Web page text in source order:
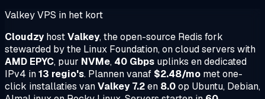
Valkey VPS in het kort
CloudzyhostValkey, the open-source Redis fork
stewarded by the Linux Foundation, on cloud servers with
AMD EPYC, puur NVMe, 40 Gbps uplinks en dedicated
IPv4 in13 regio's. Plannen vanaf $2.48/mo met one-
click installaties vanValkey 7.2en 8.0op Ubuntu, Debian,